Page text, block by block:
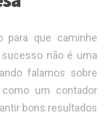
para que caminhe
não é uma
falamos sobre
como um contador
bons resultados